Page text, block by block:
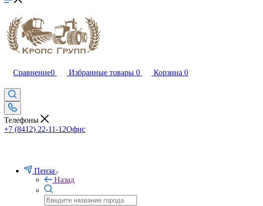
Сравнение0 Избранные товары 0 Корзина 0
Телефоны
+7 (8412) 22-11-12Офис
Пенза
Назад